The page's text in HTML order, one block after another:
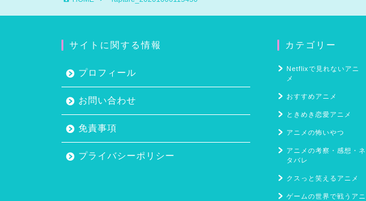
サイトに関する情報
プロフィール
お問い合わせ
免責事項
プライバシーポリシー
カテゴリー
Netflixで見れないアニ
メ
おすすめアニメ
ときめき恋愛アニメ
アニメの怖いやつ
アニメの考察・感想・ネ
タバレ
クスっと笑えるアニメ
ゲームの世界で戦うアニ